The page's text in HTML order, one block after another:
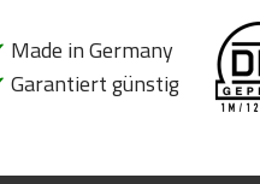
Made in Germany
Garantiert günstig